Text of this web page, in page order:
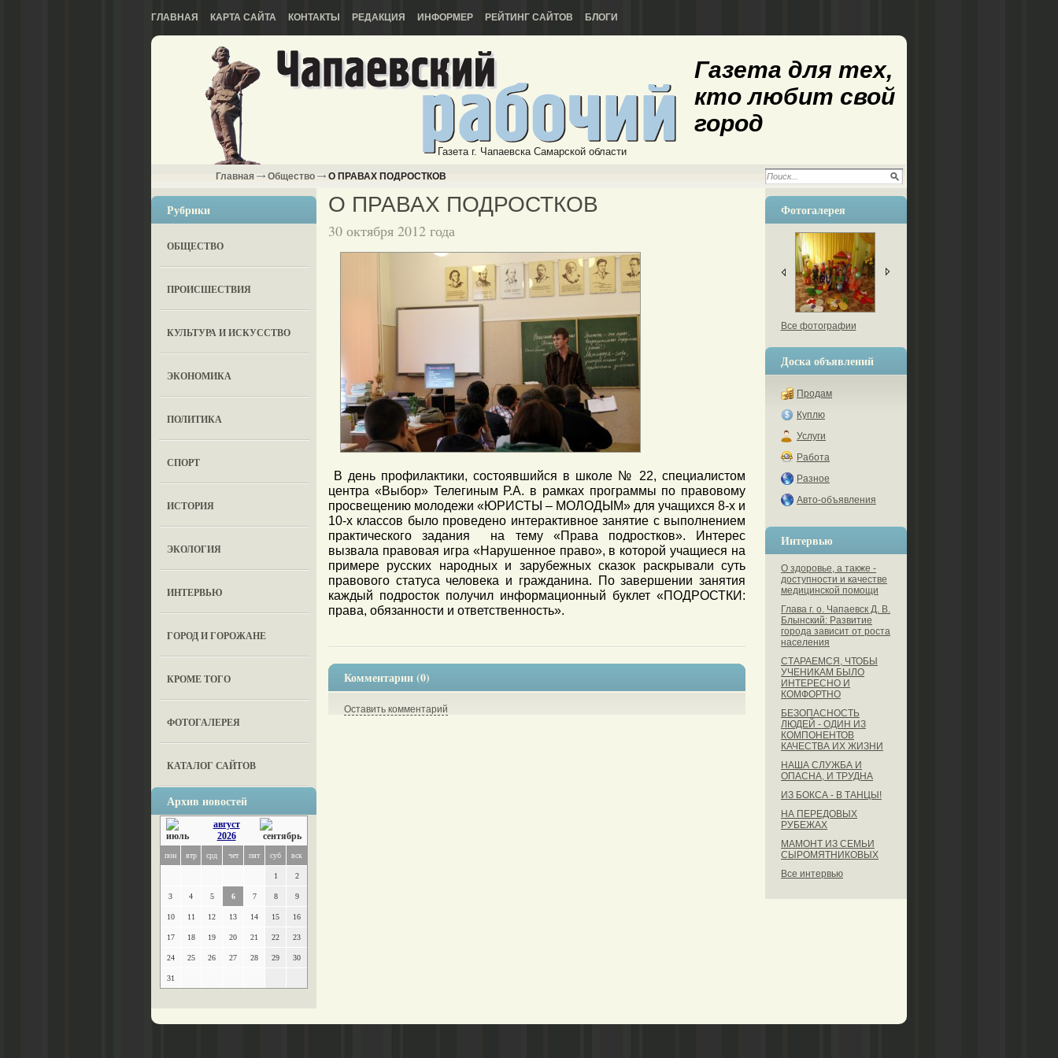
ГЛАВНАЯ КАРТА САЙТА КОНТАКТЫ РЕДАКЦИЯ ИНФОРМЕР РЕЙТИНГ САЙТОВ БЛОГИ
Газета г. Чапаевска Самарской области
Газета для тех,
кто любит свой
город
Главная Общество О ПРАВАХ ПОДРОСТКОВ
Рубрики
ОБЩЕСТВО
ПРОИСШЕСТВИЯ
КУЛЬТУРА И ИСКУССТВО
ЭКОНОМИКА
ПОЛИТИКА
СПОРТ
ИСТОРИЯ
ЭКОЛОГИЯ
ИНТЕРВЬЮ
ГОРОД И ГОРОЖАНЕ
КРОМЕ ТОГО
ФОТОГАЛЕРЕЯ
КАТАЛОГ САЙТОВ
Архив новостей
август
2026
пон втр срд чет пят суб вск
1 2
3 4 5 6 7 8 9
10 11 12 13 14 15 16
17 18 19 20 21 22 23
24 25 26 27 28 29 30
31
О ПРАВАХ ПОДРОСТКОВ
30 октября 2012 года
В день профилактики, состоявшийся в школе № 22, специалистом
центра «Выбор» Телегиным Р.А. в рамках программы по правовому
просвещению молодежи «ЮРИСТЫ – МОЛОДЫМ» для учащихся 8-х и
10-х классов было проведено интерактивное занятие с выполнением
практического задания на тему «Права подростков». Интерес
вызвала правовая игра «Нарушенное право», в которой учащиеся на
примере русских народных и зарубежных сказок раскрывали суть
правового статуса человека и гражданина. По завершении занятия
каждый подросток получил информационный буклет «ПОДРОСТКИ:
права, обязанности и ответственность».
Комментарии (0)
Оставить комментарий
Фотогалерея
Все фотографии
Доска объявлений
Продам
Куплю
Услуги
Работа
Разное
Авто-объявления
Интервью
О здоровье, а также -
доступности и качестве
медицинской помощи
Глава г. о. Чапаевск Д. В.
Блынский: Развитие
города зависит от роста
населения
СТАРАЕМСЯ, ЧТОБЫ
УЧЕНИКАМ БЫЛО
ИНТЕРЕСНО И
КОМФОРТНО
БЕЗОПАСНОСТЬ
ЛЮДЕЙ - ОДИН ИЗ
КОМПОНЕНТОВ
КАЧЕСТВА ИХ ЖИЗНИ
НАША СЛУЖБА И
ОПАСНА, И ТРУДНА
ИЗ БОКСА - В ТАНЦЫ!
НА ПЕРЕДОВЫХ
РУБЕЖАХ
МАМОНТ ИЗ СЕМЬИ
СЫРОМЯТНИКОВЫХ
Все интервью